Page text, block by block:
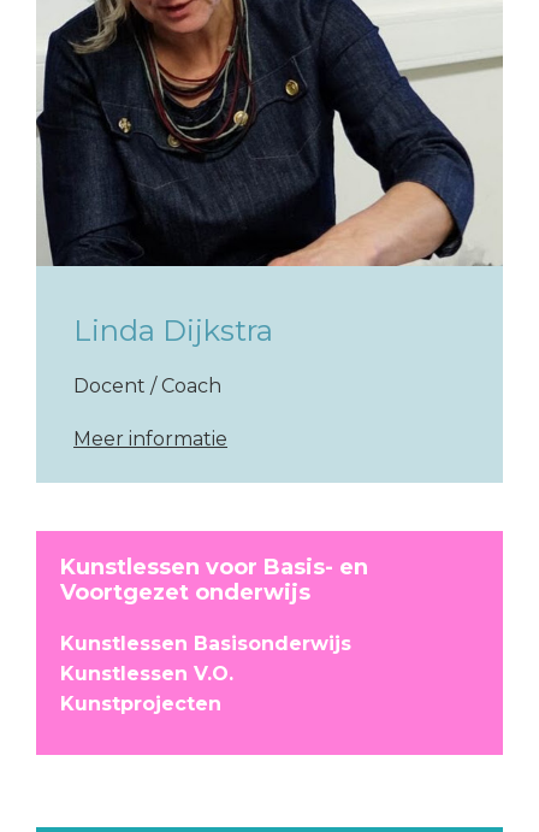
Linda Dijkstra
Docent / Coach
Meer informatie
Kunstlessen voor Basis- en
Voortgezet onderwijs
Kunstlessen Basisonderwijs
Kunstlessen V.O.
Kunstprojecten